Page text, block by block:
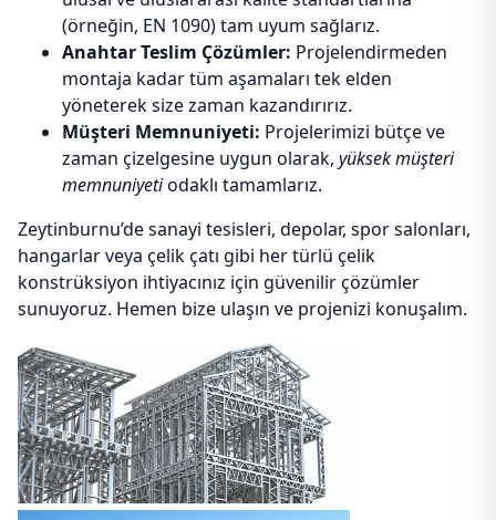
(örneğin, EN 1090) tam uyum sağlarız.
Anahtar Teslim Çözümler: Projelendirmeden
montaja kadar tüm aşamaları tek elden
yöneterek size zaman kazandırırız.
Müşteri Memnuniyeti: Projelerimizi bütçe ve
zaman çizelgesine uygun olarak, yüksek müşteri
memnuniyetiodaklı tamamlarız.
Zeytinburnu’de sanayi tesisleri, depolar, spor salonları,
hangarlar veya çelik çatı gibi her türlü çelik
konstrüksiyon ihtiyacınız için güvenilir çözümler
sunuyoruz. Hemen bize ulaşın ve projenizi konuşalım.